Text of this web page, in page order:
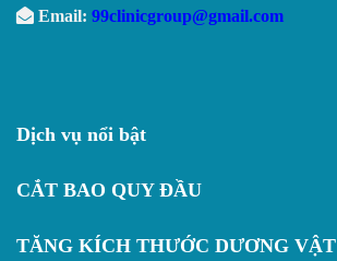
Email: 99clinicgroup@gmail.com
Dịch vụ nổi bật
CẮT BAO QUY ĐẦU
TĂNG KÍCH THƯỚC DƯƠNG VẬT